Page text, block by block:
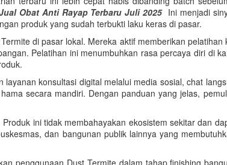
Obat Anti Rayap Terbaru Juli 2025Ini menjadi
produk yang sudah terbukti laku keras di pasar.
di pasar lokal. Mereka aktif memberikan
Pelatihan ini menumbuhkan rasa percaya diri di
konsultasi digital melalui media sosial, chat
secara mandiri. Dengan panduan yang jelas,
ini tidak membahayakan ekosistem sekitar dan
dan bangunan publik lainnya yang
penggunaan Dust Termite dalam tahap finishing